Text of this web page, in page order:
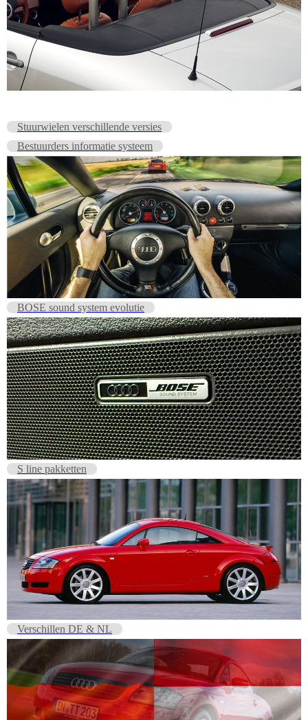
Stuurwielen verschillende versies
Bestuurders informatie systeem
BOSE sound system evolutie
S line pakketten
Verschillen DE & NL